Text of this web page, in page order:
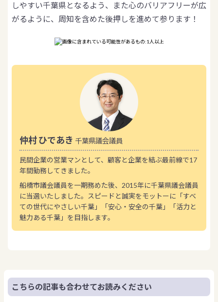
しやすい千葉県となるよう、また心のバリアフリーが広
がるように、周知を含めた後押しを進めて参ります！
仲村 ひであき 千葉県議会議員
民間企業の営業マンとして、顧客と企業を結ぶ最前線で17
年間勤務してきました。
船橋市議会議員を一期務めた後、2015年に千葉県議会議員
に当選いたしました。スピードと誠実をモットーに「すべ
ての世代にやさしい千葉」「安心・安全の千葉」「活力と
魅力ある千葉」を目指します。
こちらの記事も合わせてお読みください